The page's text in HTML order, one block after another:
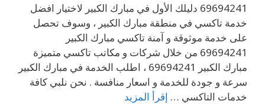
69694241 دليلك الأول في مبارك الكبير لاختيار افضل
خدمة تاكسي في منطقة مبارك الكبير ، وسوف تحصل
على خدمة موثوقة و آمنة تاكسي مبارك الكبير
69694241 من خلال شركات و مكاتب تاكسي متميزة
مبارك الكبير 69694241 ، اطلب الخدمة في مبارك الكبير
سرعة و جودة للخدمة و اسعار منافسة . نحن نلبي كافة
خدمات التاكسي … إقرأ المزيد